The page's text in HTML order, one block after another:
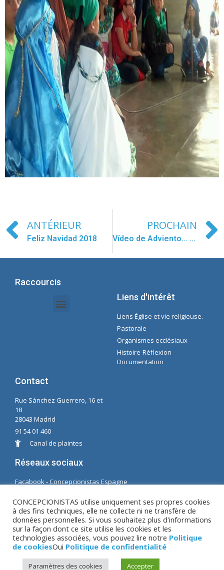
ANTÉRIEUR
Feliz Navidad 2018
PROCHAIN
Vídeo de Adviento… la espera y el silencio de María
Raccourcis
Liens d'intérêt
Liens Église et vie religieuse.
Pastorale
Organismes ecclésiaux
Histoire-Réflexion
Documentation
Contact
Rue Sánchez Guerrero, 16 et
18
28043 Madrid
91 54 01 460
Canal de plaintes
Réseaux sociaux
Facabook - Concepcionistas Espagne
© Copyright MM. Conceptionnistes. Développé par
LC. S.L.
Avis juridique|Politique de confidentialité
Politique de cookies
CONCEPCIONISTAS utilise uniquement ses propres cookies
à des fins techniques, elle ne collecte ni ne transfère de
données personnelles. Si vous souhaitez plus d'informations
sur la façon dont ce site utilise les cookies et les
technologies associées, vous pouvez lire notre Politique
de cookiesOui Politique de confidentialité
Paramètres des cookies Accepter